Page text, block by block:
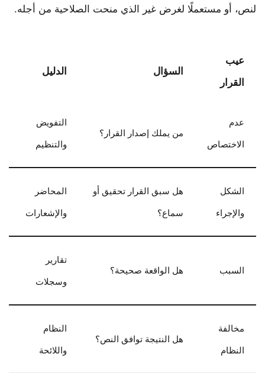
لنص، أو مستعملًا لغرض غير الذي منحت الصلاحية من أجله.
عيب
القرار
السؤال الدليل
عدم
الاختصاص
من يملك إصدار القرار؟
التفويض
والتنظيم
الشكل
والإجراء
هل سبق القرار تحقيق أو
سماع؟
المحاضر
والإشعارات
السبب هل الواقعة صحيحة؟
تقارير
وسجلات
مخالفة
النظام
هل النتيجة توافق النص؟
النظام
واللائحة